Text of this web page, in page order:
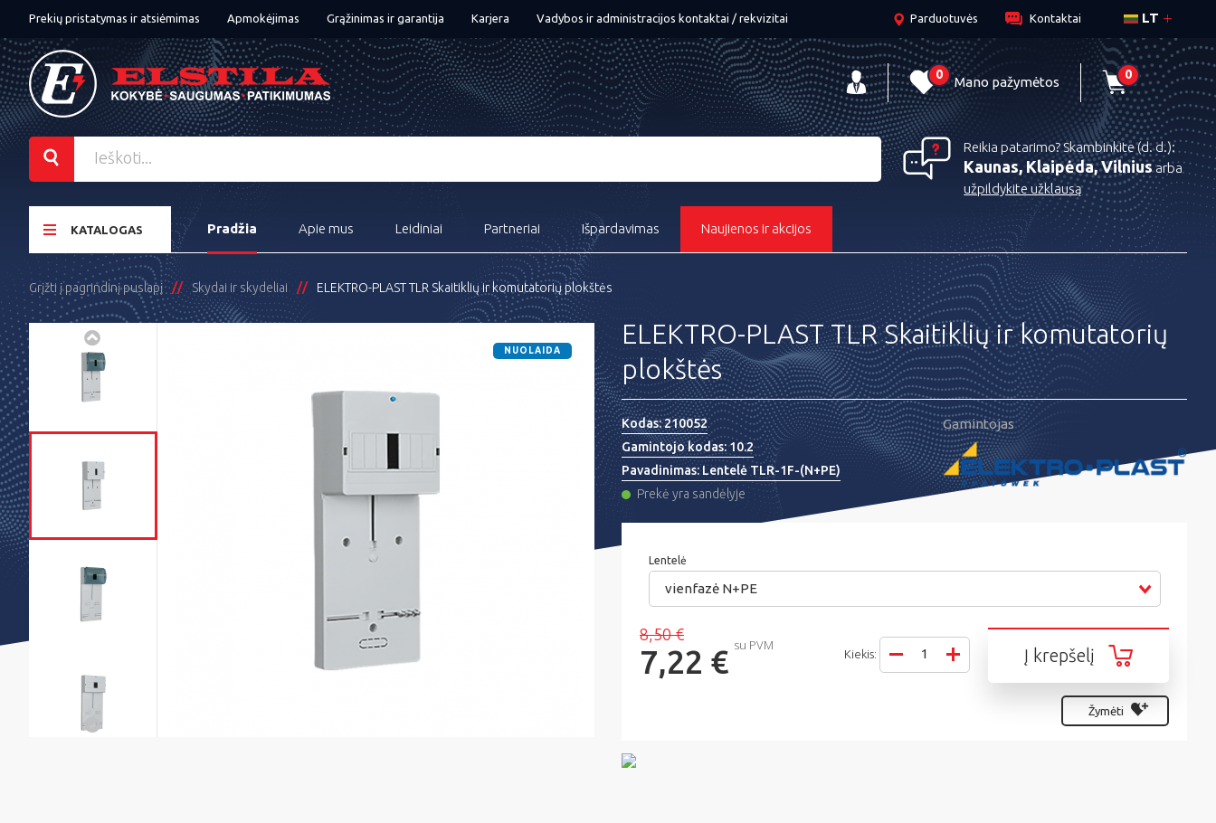
Prekių pristatymas ir atsiėmimas Apmokėjimas Grąžinimas ir garantija Karjera Vadybos ir administracijos kontaktai / rekvizitai LT
Parduotuvės Kontaktai
0 Mano pažymėtos 0
Reikia patarimo? Skambinkite (d. d.):
Kaunas, Klaipėda, Vilniusarba
užpildykite užklausą
KATALOGAS Pradžia Apie mus Leidiniai Partneriai Išpardavimas Naujienos ir akcijos
Grįžti į pagrindinį puslapį Skydai ir skydeliai ELEKTRO-PLAST TLR Skaitiklių ir komutatorių plokštės
NUOLAIDA
ELEKTRO-PLAST TLR Skaitiklių ir komutatorių
plokštės
Kodas:210052
Gamintojo kodas:10.2
Pavadinimas:Lentelė TLR-1F-(N+PE)
Prekė yra sandėlyje
Gamintojas
Lentelė
vienfazė N+PE
8,50 €
7,22 € su PVM
Į krepšelį
Kiekis:
Žymėti